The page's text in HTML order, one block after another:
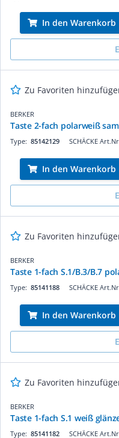
In den Warenkorb
Zu Favoriten
BERKER
Taste 2-fach polarweiß
SCHÄCKE
Type: 85142129
In den Warenkorb
Zu Favoriten
BERKER
Taste 1-fach S.1/B.3/B.7
SCHÄCKE
Type: 85141188
In den Warenkorb
Zu Favoriten
BERKER
Taste 1-fach S.1 weiß
SCHÄCKE
Type: 85141182